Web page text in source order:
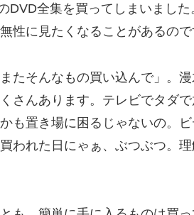
DVD全集を買ってしまいまし
性に見たくなることがあるので
たそんなもの買い込んで」。
さんあります。テレビでタダ
も置き場に困るじゃないの。
われた日にゃぁ、ぶつぶつ。